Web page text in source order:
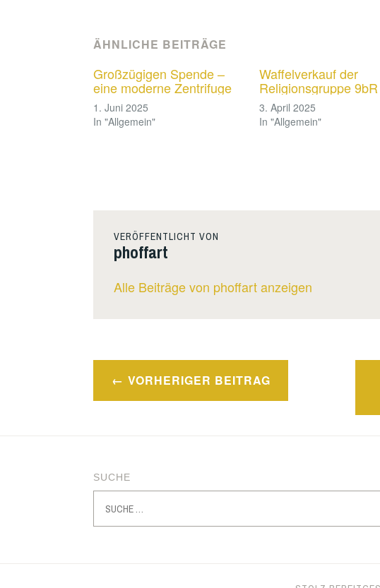
ÄHNLICHE BEITRÄGE
Großzügigen Spende –
eine moderne Zentrifuge
1. Juni 2025
In "Allgemein"
Waffelverkauf der
Religionsgruppe 9bR
3. April 2025
In "Allgemein"
VERÖFFENTLICHT VON
phoffart
Alle Beiträge von phoffart anzeigen
Beitragsnavigation
VORHERIGER BEITRAG
SUCHE
nach: